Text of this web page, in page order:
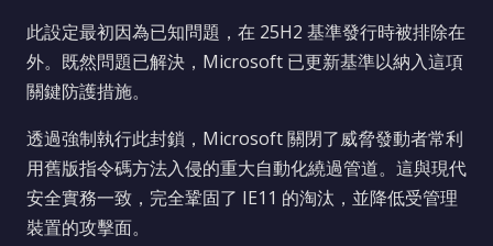
此設定最初因為已知問題，在 25H2 基準發行時被排除在
外。既然問題已解決，Microsoft 已更新基準以納入這項
關鍵防護措施。
透過強制執行此封鎖，Microsoft 關閉了威脅發動者常利
用舊版指令碼方法入侵的重大自動化繞過管道。這與現代
安全實務一致，完全鞏固了 IE11 的淘汰，並降低受管理
裝置的攻擊面。